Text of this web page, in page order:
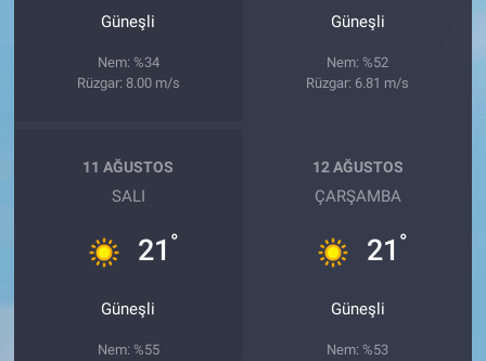
Güneşli
Nem: %34
Rüzgar: 8.00 m/s
Güneşli
Nem: %52
Rüzgar: 6.81 m/s
11 AĞUSTOS
SALI
21 °
Güneşli
Nem: %55
12 AĞUSTOS
ÇARŞAMBA
21 °
Güneşli
Nem: %53